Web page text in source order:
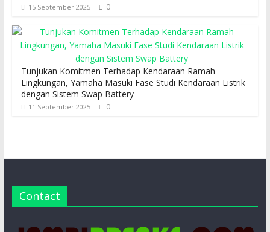
15 September 2025 0
Tunjukan Komitmen Terhadap Kendaraan Ramah
Lingkungan, Yamaha Masuki Fase Studi Kendaraan Listrik
dengan Sistem Swap Battery
11 September 2025 0
Contact